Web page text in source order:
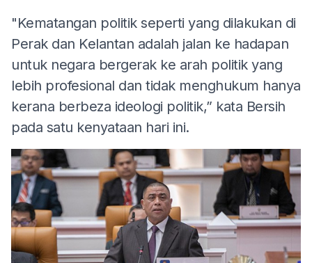
"Kematangan politik seperti yang dilakukan di
Perak dan Kelantan adalah jalan ke hadapan
untuk negara bergerak ke arah politik yang
lebih profesional dan tidak menghukum hanya
kerana berbeza ideologi politik,” kata Bersih
pada satu kenyataan hari ini.